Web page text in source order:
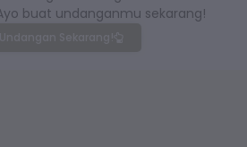
buat undanganmu sekarang!